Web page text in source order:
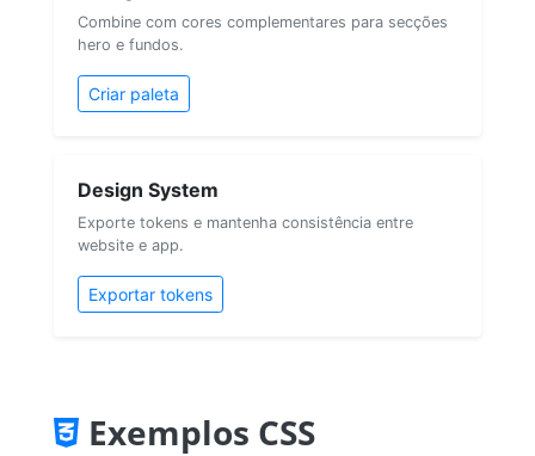
Combine com cores complementares para secções
hero e fundos.
Criar paleta
Design System
Exporte tokens e mantenha consistência entre
website e app.
Exportar tokens
Exemplos CSS